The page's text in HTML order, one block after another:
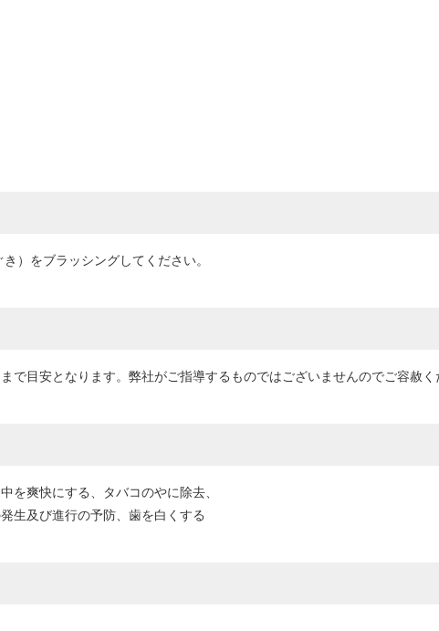
）をブラッシングしてください。
で目安となります。弊社がご指導するものではございませんのでご容赦
を爽快にする、タバコのやに除去、
生及び進行の予防、歯を白くする